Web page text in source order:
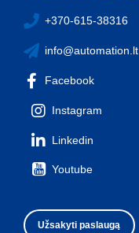
+370-615-38316
info@automation.lt
Facebook
Instagram
Linkedin
Youtube
Užsakyti paslaugą